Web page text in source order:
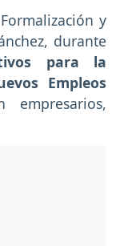
y
durante
para la
Empleos